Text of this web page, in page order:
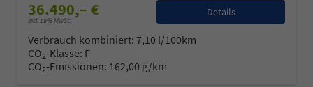
36.490,– €
incl. 19% MwSt.
Details
Verbrauch kombiniert: 7,10 l/100km
CO2-Klasse: F
CO2-Emissionen: 162,00 g/km